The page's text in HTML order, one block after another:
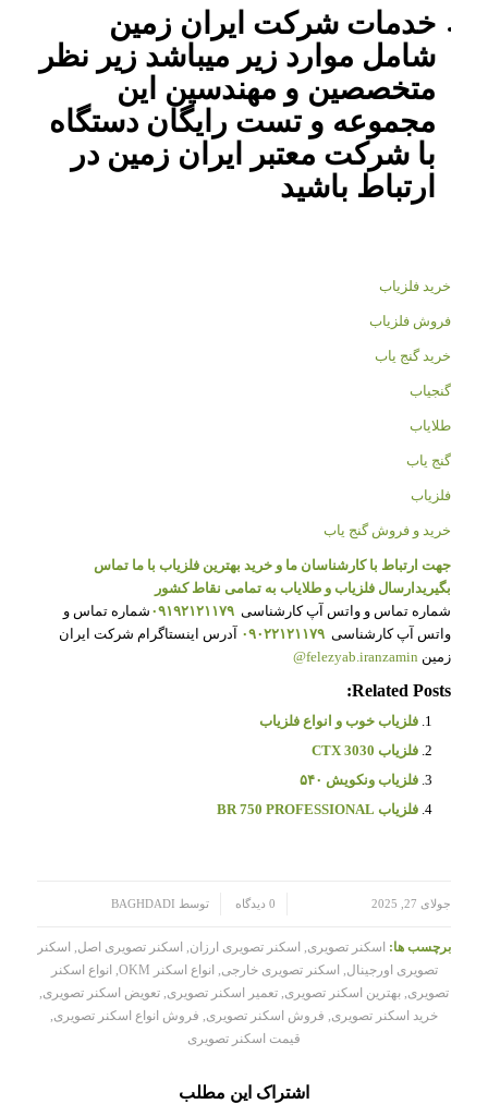
خدمات شرکت ایران زمین
شامل موارد زیر میباشد زیر نظر
متخصصین و مهندسین این
مجموعه و تست رایگان دستگاه
با شرکت معتبر ایران زمین در
ارتباط باشید
خرید فلزیاب
فروش فلزیاب
خرید گنج یاب
گنجیاب
طلایاب
گنج یاب
فلزیاب
خرید و فروش گنج یاب
جهت ارتباط با کارشناسان ما و خرید بهترین فلزیاب با ما تماس
بگیریدارسال فلزیاب و طلایاب به تمامی نقاط کشور
شماره تماس و واتس آپ کارشناسی ۰۹۱۹۲۱۲۱۱۷۹ شماره تماس و
واتس آپ کارشناسی ۰۹۰۲۲۱۲۱۱۷۹ آدرس اینستاگرام شرکت ایران
زمین felezyab.iranzamin@
Related Posts:
فلزیاب خوب و انواع فلزیاب
فلزیاب CTX 3030
فلزیاب ونکویش ۵۴۰
فلزیاب BR 750 PROFESSIONAL
جولای 27, 2025 0 دیدگاه توسط BAGHDADI
برچسب ها: اسکنر تصویری, اسکنر تصویری ارزان, اسکنر تصویری اصل,
اسکنر
تصویری اورجینال, اسکنر تصویری خارجی, انواع اسکنر OKM , انواع اسکنر
تصویری, بهترین اسکنر تصویری, تعمیر اسکنر تصویری, تعویض اسکنر تصویری,
خرید اسکنر تصویری, فروش اسکنر تصویری, فروش انواع اسکنر تصویری,
قیمت اسکنر تصویری
اشتراک این مطلب